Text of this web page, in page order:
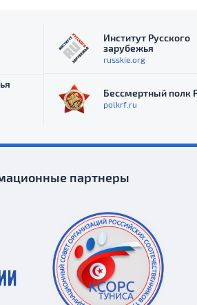
Институт Русского
зарубежья
russkie.org
Бессмертный полк
polkrf.ru
партнеры